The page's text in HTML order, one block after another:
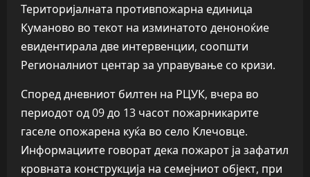
Територијалната противпожарна единица
Куманово во текот на изминатото деноноќие
евидентирала две интервенции, соопшти
Регионалниот центар за управување со кризи.
Според дневниот билтен на РЦУК, вчера во
периодот од 09 до 13 часот пожарникарите
гаселе опожарена куќа во село Клечовце.
Информациите говорат дека пожарот ја зафатил
кровната конструкција на семејниот објект, при